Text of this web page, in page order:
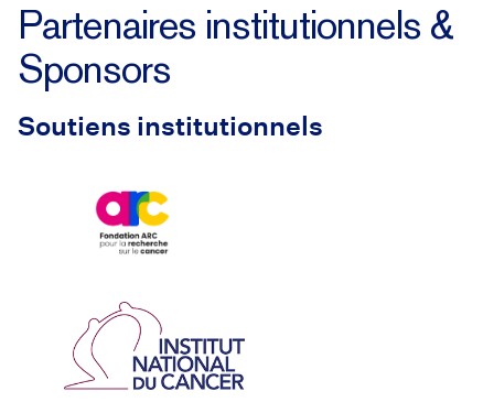
Partenaires institutionnels &
Sponsors
Soutiens institutionnels